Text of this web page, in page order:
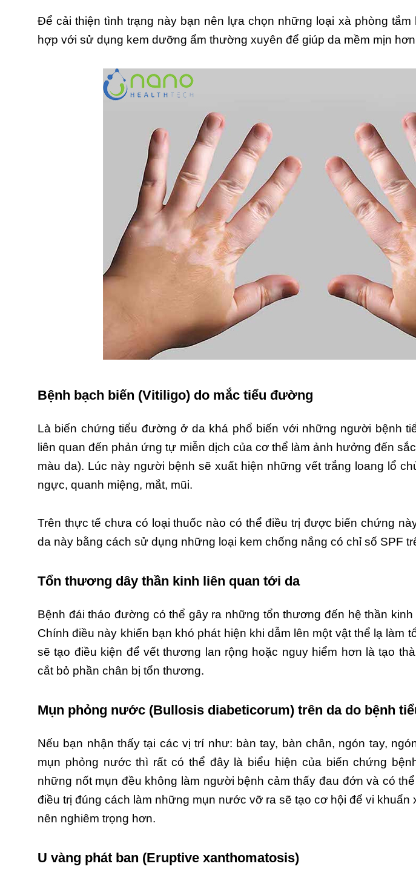
Để cải thiện tình trạng này bạn nên lựa chọn những loại xà phòng
hợp với sử dụng kem dưỡng ẩm thường xuyên để giúp da mềm mịn
Bệnh bạch biến (Vitiligo) do mắc tiểu đường
Là biến chứng tiểu đường ở da khá phổ biến với những người bệnh
liên quan đến phản ứng tự miễn dịch của cơ thể làm ảnh hưởng đến
màu da). Lúc này người bệnh sẽ xuất hiện những vết trắng loang lổ
ngực, quanh miệng, mắt, mũi.
Trên thực tế chưa có loại thuốc nào có thể điều trị được biến chứng
da này bằng cách sử dụng những loại kem chống nắng có chỉ số SPF
Tổn thương dây thần kinh liên quan tới da
Bệnh đái tháo đường có thể gây ra những tổn thương đến hệ thần
Chính điều này khiến bạn khó phát hiện khi dẫm lên một vật thể lạ làm
sẽ tạo điều kiện để vết thương lan rộng hoặc nguy hiểm hơn là tạo
cắt bỏ phần chân bị tổn thương.
Mụn phỏng nước (Bullosis diabeticorum) trên da do bệnh
Nếu bạn nhận thấy tại các vị trí như: bàn tay, bàn chân, ngón tay,
mụn phỏng nước thì rất có thể đây là biểu hiện của biến chứng
những nốt mụn đều không làm người bệnh cảm thấy đau đớn và có
điều trị đúng cách làm những mụn nước vỡ ra sẽ tạo cơ hội để vi khuẩn
nên nghiêm trọng hơn.
U vàng phát ban (Eruptive xanthomatosis)